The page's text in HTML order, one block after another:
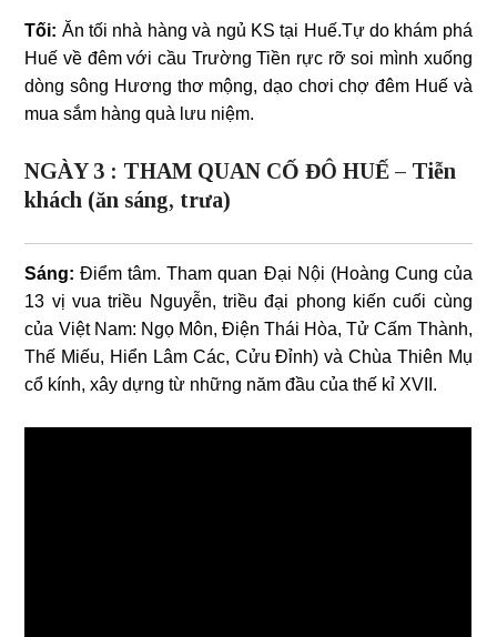
Tối: Ăn tối nhà hàng và ngủ KS tại Huế.Tự do khám phá
Huế về đêm với cầu Trường Tiền rực rỡ soi mình xuống
dòng sông Hương thơ mộng, dạo chơi chợ đêm Huế và
mua sắm hàng quà lưu niệm.
NGÀY 3 : THAM QUAN CỐ ĐÔ HUẾ – Tiễn
khách (ăn sáng, trưa)
Sáng: Điểm tâm. Tham quan Đại Nội (Hoàng Cung của
13 vị vua triều Nguyễn, triều đại phong kiến cuối cùng
của Việt Nam: Ngọ Môn, Điện Thái Hòa, Tử Cấm Thành,
Thế Miếu, Hiển Lâm Các, Cửu Đỉnh) và Chùa Thiên Mụ
cổ kính, xây dựng từ những năm đầu của thế kỉ XVII.